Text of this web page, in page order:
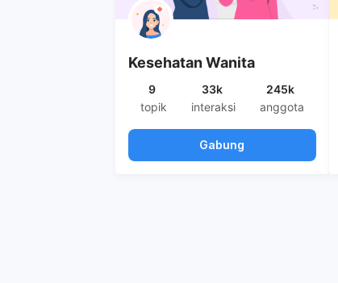
Kesehatan Wanita
9
topik
33k
interaksi
245k
anggota
Gabung